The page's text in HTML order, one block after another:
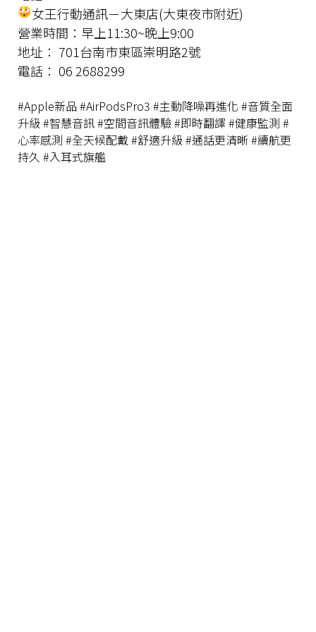
女王行動通訊－大東店(大東夜市附近)
營業時間：早上11:30~晚上9:00
地址： 701台南市東區崇明路2號
電話： 06 2688299
#Apple新品 #AirPodsPro3 #主動降噪再進化 #音質全面
升級 #智慧音訊 #空間音訊體驗 #即時翻譯 #健康監測 #
心率感測 #全天候配戴 #舒適升級 #通話更清晰 #續航更
持久 #入耳式旗艦